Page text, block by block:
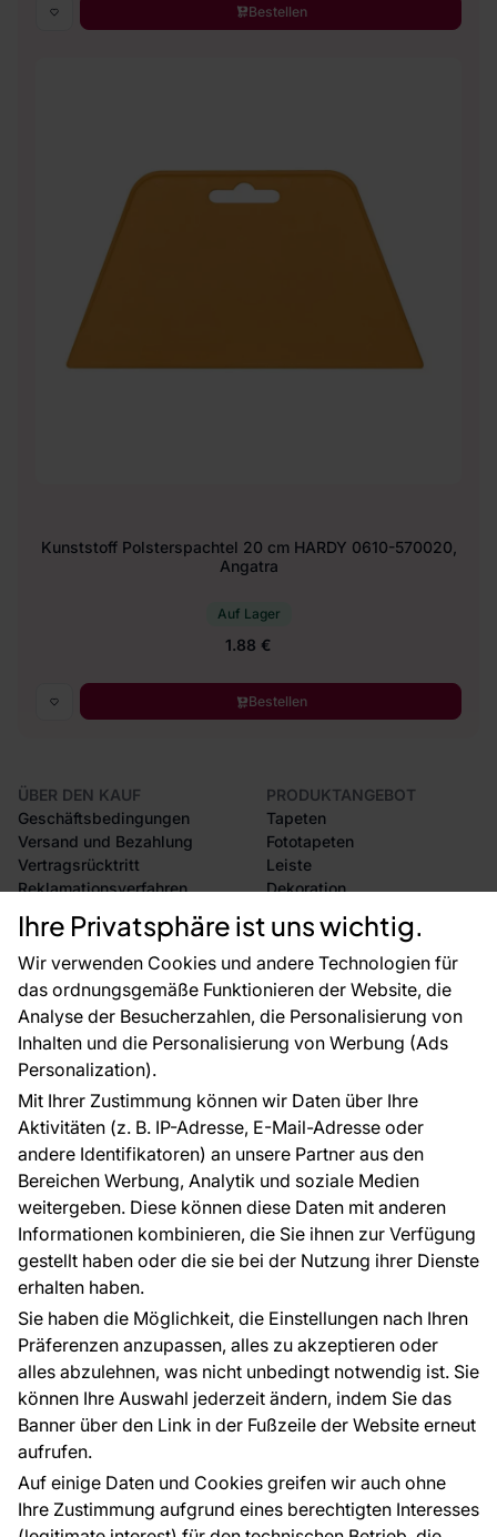
Ihre Privatsphäre ist uns wichtig.
Wir verwenden Cookies und andere Technologien für
das ordnungsgemäße Funktionieren der Website, die
Analyse der Besucherzahlen, die Personalisierung von
Inhalten und die Personalisierung von Werbung (Ads
Personalization).
Mit Ihrer Zustimmung können wir Daten über Ihre
Aktivitäten (z. B. IP-Adresse, E-Mail-Adresse oder
andere Identifikatoren) an unsere Partner aus den
Bereichen Werbung, Analytik und soziale Medien
weitergeben. Diese können diese Daten mit anderen
Informationen kombinieren, die Sie ihnen zur Verfügung
gestellt haben oder die sie bei der Nutzung ihrer Dienste
erhalten haben.
Sie haben die Möglichkeit, die Einstellungen nach Ihren
Präferenzen anzupassen, alles zu akzeptieren oder
alles abzulehnen, was nicht unbedingt notwendig ist. Sie
können Ihre Auswahl jederzeit ändern, indem Sie das
Banner über den Link in der Fußzeile der Website erneut
aufrufen.
Auf einige Daten und Cookies greifen wir auch ohne
Ihre Zustimmung aufgrund eines berechtigten Interesses
Bestellen
Kunststoff Polsterspachtel 20 cm HARDY 0610-570020,
Angatra
Auf Lager
1.88 €
Bestellen
ÜBER DEN KAUF
Geschäftsbedingungen
Versand und Bezahlung
Vertragsrücktritt
Reklamationsverfahren
Rücksendung von Waren
CE-Zertifizierung
Großhandel
Raumvisualisierung
PRODUKTANGEBOT
Tapeten
Fototapeten
Leiste
Dekoration
Selbstklebende Folien
Zubehör
Tapetenmuster
FÜR SIE
Blog
EU-Projekte
Ratschläge und Tipps
FAQ
ÜBER DAS UNTERNEHMEN
Kontakt
Haben Sie Fragen? Wir helfen Ihnen gerne weiter
und beraten Sie persönlich.
+49 781 95633072
service@tapeteneshop.de
Zahlungsarten:
Die Zahlungen werden geleistet von: